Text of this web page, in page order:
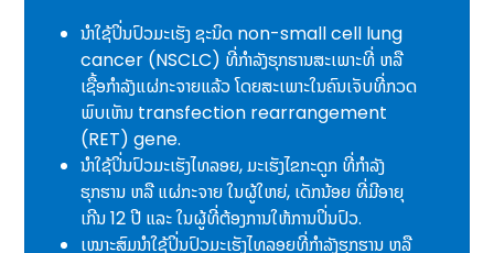
ນຳໃຊ້ປິ່ນປົວມະເຮັງ ຊະນິດ non-small cell lung
cancer (NSCLC) ທີ່ກຳລັງຮຸກຮານສະເພາະທີ່ ຫລື
ເຊື້ອກຳລັງແຜ່ກະຈາຍແລ້ວ ໂດຍສະເພາະໃນຄົນເຈັບທີ່ກວດ
ພົບເຫັນ transfection rearrangement
(RET) gene.
ນຳໃຊ້ປິ່ນປົວມະເຮັງໄທລອຍ, ມະເຮັງໄຂກະດູກ ທີ່ກຳລັງ
ຮຸກຮານ ຫລື ແຜ່ກະຈາຍ ໃນຜູ້ໃຫຍ່, ເດັກນ້ອຍ ທີ່ມີອາຍຸ
ເກີນ 12 ປີ ແລະ ໃນຜູ້ທີ່ຕ້ອງການໃຫ້ການປິ່ນປົວ.
ເໝາະສົມນຳໃຊ້ປິ່ນປົວມະເຮັງໄທລອຍທີ່ກຳລັງຮຸກຮານ ຫລື